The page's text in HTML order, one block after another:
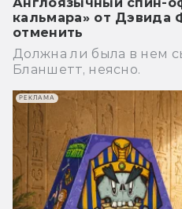
кальмара» от Дэвида
отменить
Должна ли была в нем
Бланшетт, неясно.
РЕКЛАМА